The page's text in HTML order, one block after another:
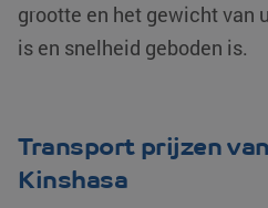
grootte en het gewicht van
is en snelheid geboden is.
Transport prijzen
Kinshasa